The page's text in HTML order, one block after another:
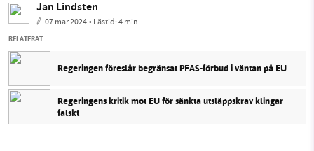
Jan Lindsten
07 mar 2024• Lästid:4 min
RELATERAT
Regeringen föreslår begränsat PFAS-förbud i väntan på EU
Regeringens kritik mot EU för sänkta utsläppskrav klingar
falskt